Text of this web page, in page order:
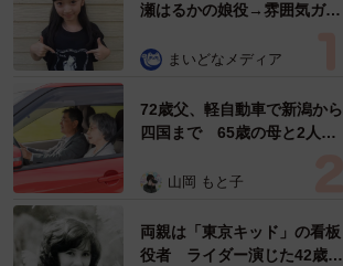
瀬はるかの娘役→雰囲気ガラ
雰囲気が」「宝塚に入れそ
まいどなメディア
72歳父、軽自動車で新潟から
四国まで 65歳の母と2人で
憩まで分刻み… 「大学生で
山岡 もと子
両親は「東京キッド」の看板
役者 ライダー演じた42歳元